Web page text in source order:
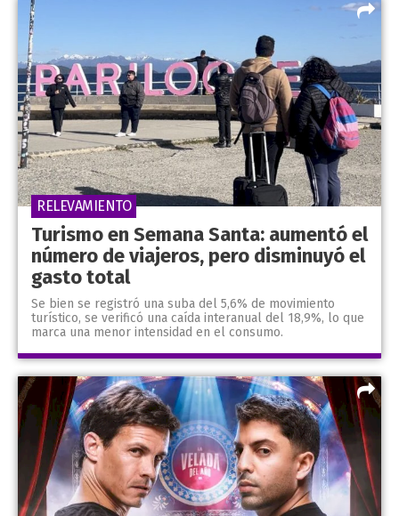
Turismo en Semana Santa: aumentó el
número de viajeros, pero disminuyó el
gasto total
Se bien se registró una suba del 5,6% de movimiento
turístico, se verificó una caída interanual del 18,9%, lo que
marca una menor intensidad en el consumo.
RELEVAMIENTO